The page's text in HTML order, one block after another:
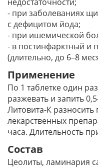
- при заболеваниях
с дефицитом йода;
- при ишемической
- в постинфарктный и
(длительно, до 6–8
Применение
По 1 таблетке один
разжевать и запить
Литовита­-К
лекарственных
часа. Длительность
Состав
Цеолиты, ламинария